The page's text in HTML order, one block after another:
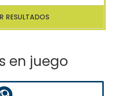
RESULTADOS
en juego